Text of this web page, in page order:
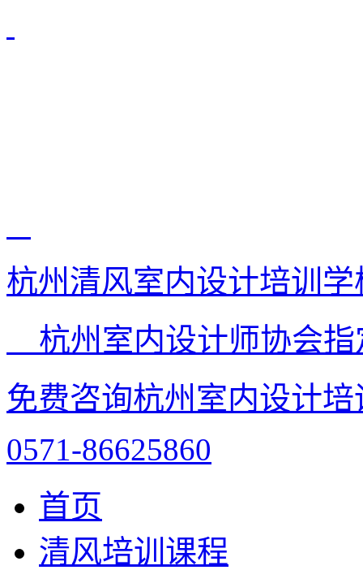
杭州清风室内设计培训学
杭州室内设计师协会
免费咨询杭州室内设计
0571-86625860
首页
清风培训课程